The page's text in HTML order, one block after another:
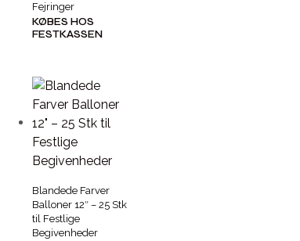
Fejringer
KØBES HOS
FESTKASSEN
Blandede Farver
Balloner 12″ – 25 Stk
til Festlige
Begivenheder